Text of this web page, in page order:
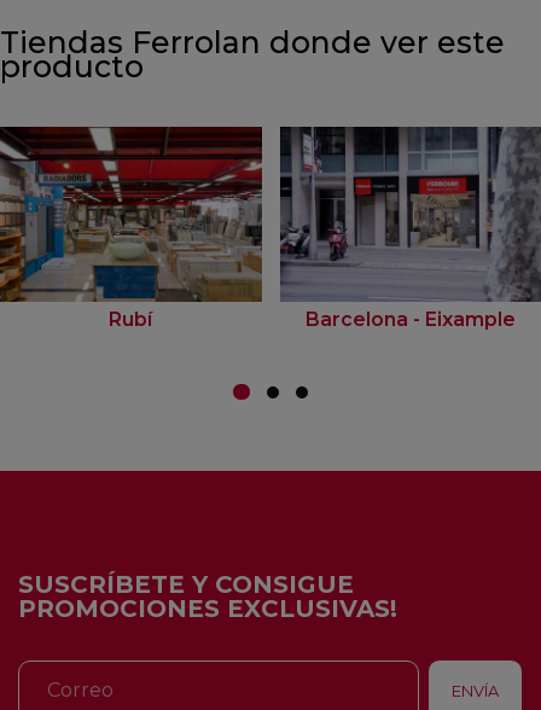
Tiendas Ferrolan donde ver este
producto
Rubí Barcelona - Eixample
SUSCRÍBETE Y CONSIGUE
PROMOCIONES EXCLUSIVAS!